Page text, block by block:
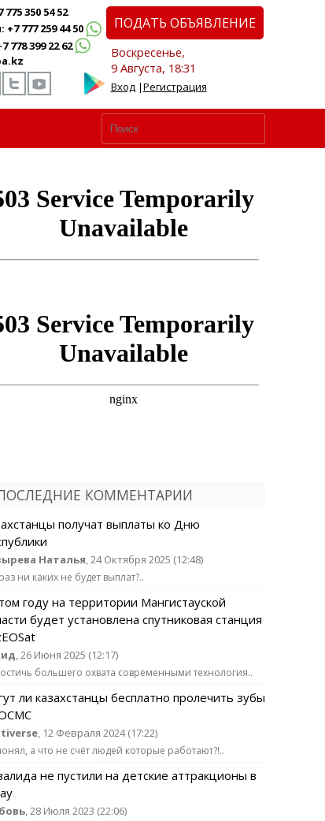
775 350 54 52
777 259 44 50
778 399 22 62
ПОДАТЬ ОБЪЯВЛЕНИЕ
Воскресенье,
9 Августа, 18:31
Вход|Регистрация
КОММЕНТАРИИ
получат выплаты ко Дню
Наталья, 24 Октября 2025 (12:48)
ни каких не будет выплат?..
году на территории Мангистауской
будет установлена спутниковая станция
, 26 Июня 2025 (12:17)
большего охвата современными технология..
ли казахстанцы бесплатно пролечить зубы
, 12 Февраля 2024 (17:22)
а что не счёт людей которые работают?!..
не пустили на детские аттракционы в
, 28 Июля 2023 (22:06)